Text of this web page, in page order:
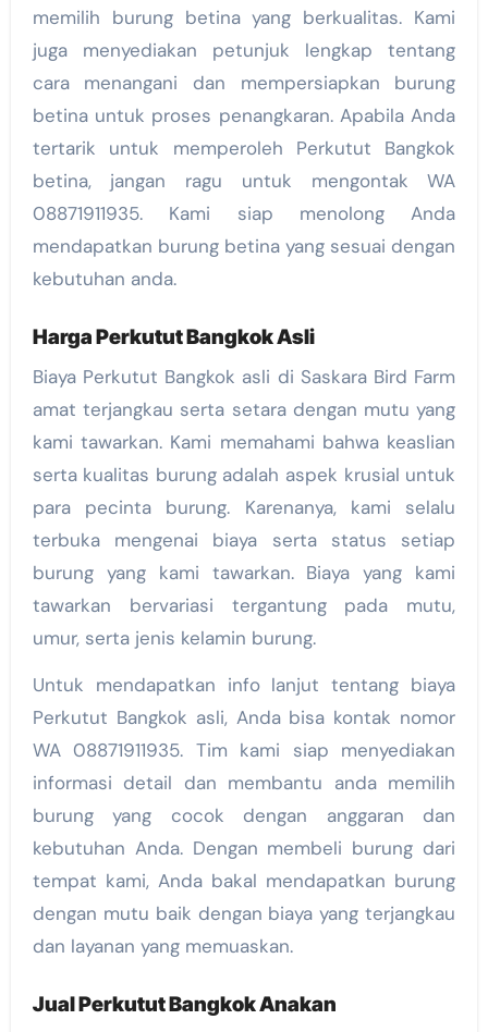
memilih burung betina yang berkualitas. Kami
juga menyediakan petunjuk lengkap tentang
cara menangani dan mempersiapkan burung
betina untuk proses penangkaran. Apabila Anda
tertarik untuk memperoleh Perkutut Bangkok
betina, jangan ragu untuk mengontak WA
08871911935. Kami siap menolong Anda
mendapatkan burung betina yang sesuai dengan
kebutuhan anda.
Harga Perkutut Bangkok Asli
Biaya Perkutut Bangkok asli di Saskara Bird Farm
amat terjangkau serta setara dengan mutu yang
kami tawarkan. Kami memahami bahwa keaslian
serta kualitas burung adalah aspek krusial untuk
para pecinta burung. Karenanya, kami selalu
terbuka mengenai biaya serta status setiap
burung yang kami tawarkan. Biaya yang kami
tawarkan bervariasi tergantung pada mutu,
umur, serta jenis kelamin burung.
Untuk mendapatkan info lanjut tentang biaya
Perkutut Bangkok asli, Anda bisa kontak nomor
WA 08871911935. Tim kami siap menyediakan
informasi detail dan membantu anda memilih
burung yang cocok dengan anggaran dan
kebutuhan Anda. Dengan membeli burung dari
tempat kami, Anda bakal mendapatkan burung
dengan mutu baik dengan biaya yang terjangkau
dan layanan yang memuaskan.
Jual Perkutut Bangkok Anakan